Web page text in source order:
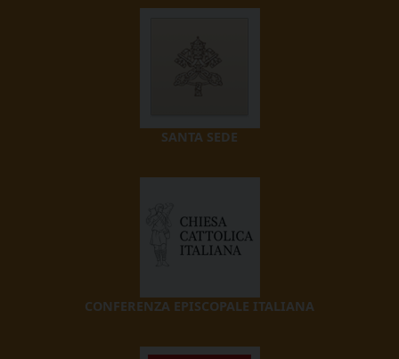
SANTA SEDE
CONFERENZA EPISCOPALE ITALIANA